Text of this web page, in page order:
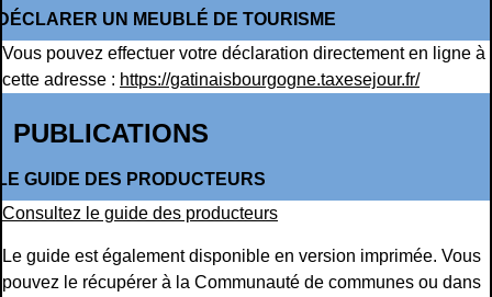
UN MEUBLÉ DE TOURISME
Vous pouvez effectuer votre déclaration directement en ligne à
cette adresse : https://gatinaisbourgogne.taxesejour.fr/
PUBLICATIONS
GUIDE DES PRODUCTEURS
Consultez le guide des producteurs
Le guide est également disponible en version imprimée. Vous
pouvez le récupérer à la Communauté de communes ou dans